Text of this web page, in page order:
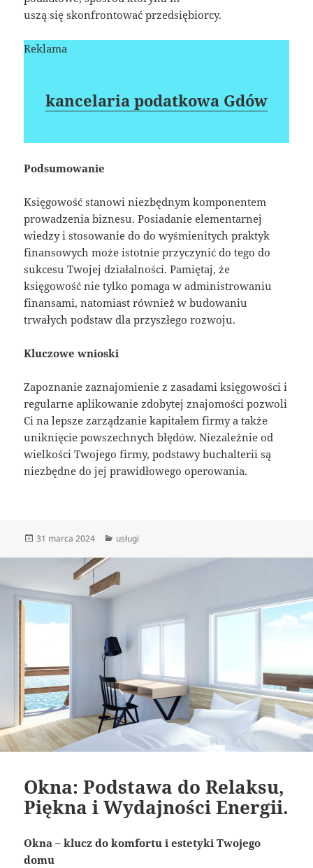
uszą się skonfrontować przedsiębiorcy.
Reklama
kancelaria podatkowa Gdów
Podsumowanie
Księgowość stanowi niezbędnym komponentem
prowadzenia biznesu. Posiadanie elementarnej
wiedzy i stosowanie do do wyśmienitych praktyk
finansowych może istotnie przyczynić do tego do
sukcesu Twojej działalności. Pamiętaj, że
księgowość nie tylko pomaga w administrowaniu
finansami, natomiast również w budowaniu
trwałych podstaw dla przyszłego rozwoju.
Kluczowe wnioski
Zapoznanie zaznajomienie z zasadami księgowości i
regularne aplikowanie zdobytej znajomości pozwoli
Ci na lepsze zarządzanie kapitałem firmy a także
uniknięcie powszechnych błędów. Niezależnie od
wielkości Twojego firmy, podstawy buchalterii są
niezbędne do jej prawidłowego operowania.
Data
31 marca 2024 Kategorie
usługi
Okna: Podstawa do Relaksu,
Piękna i Wydajności Energii.
Okna – klucz do komfortu i estetyki Twojego
domu